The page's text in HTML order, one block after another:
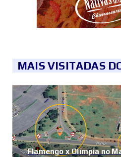
MAIS VISITADAS
Flamengo x Olímpia no